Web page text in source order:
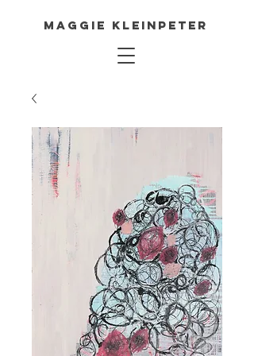
Maggie Kleinpeter